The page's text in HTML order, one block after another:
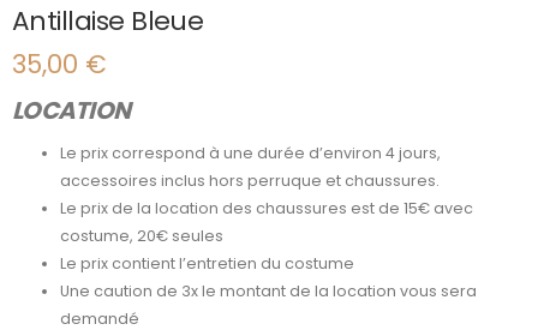
Antillaise Bleue
35,00 €
LOCATION
Le prix correspond à une durée d’environ 4 jours,
accessoires inclus hors perruque et chaussures.
Le prix de la location des chaussures est de 15€ avec
costume, 20€ seules
Le prix contient l’entretien du costume
Une caution de 3x le montant de la location vous sera
demandé